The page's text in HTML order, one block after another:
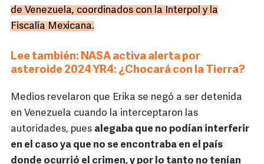
de Venezuela, coordinados con la Interpol y la
Fiscalía Mexicana.
Lee también: NASA activa alerta por
asteroide 2024 YR4: ¿Chocará con la Tierra?
Medios revelaron que Erika se negó a ser detenida
en Venezuela cuando la interceptaron las
autoridades, pues alegaba que no podían interferir
en el caso ya que no se encontraba en el país
donde ocurrió el crimen, y por lo tanto no tenían